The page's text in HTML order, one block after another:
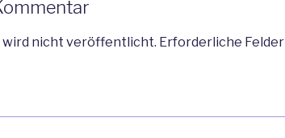
wird nicht veröffentlicht. Erforderliche Felder